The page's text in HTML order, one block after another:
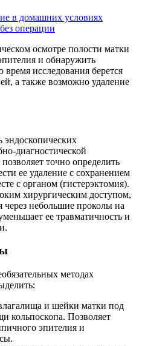
в домашних условиях
операции
осмотре полости матки
и обнаружить
исследования берется
а также возможно удаление
диагностической
точно определить
ее удаление с сохранением
с органом (гистерэктомия).
хирургическим доступом,
через небольшие проколы на
ее травматичность и
методах
и шейки матки под
кольпоскопа. Позволяет
эпителия и